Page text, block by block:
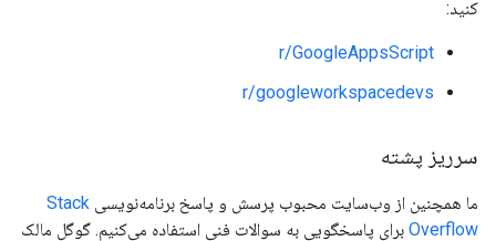
کنید:
r/GoogleAppsScript
r/googleworkspacedevs
سرریز پشته
ما همچنین از وب‌سایت محبوب پرسش و پاسخ برنامه‌نویسی Stack
Overflow برای پاسخگویی به سوالات فنی استفاده می‌کنیم. گوگل مالک